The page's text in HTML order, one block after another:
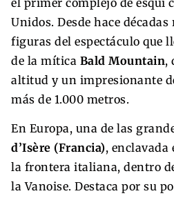
el primer complejo de esquí
Unidos. Desde hace
figuras del espectáculo que
de la mítica Bald Mountain,
altitud y un impresionante
más de 1.000 metros.
En Europa, una de las
d’Isère (Francia), enclavada
la frontera italiana, dentro
la Vanoise. Destaca por su